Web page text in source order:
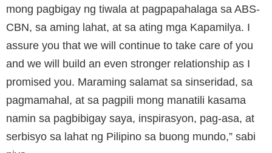
mong pagbigay ng tiwala at pagpapahalaga sa ABS-
CBN, sa aming lahat, at sa ating mga Kapamilya. I
assure you that we will continue to take care of you
and we will build an even stronger relationship as I
promised you. Maraming salamat sa sinseridad, sa
pagmamahal, at sa pagpili mong manatili kasama
namin sa pagbibigay saya, inspirasyon, pag-asa, at
serbisyo sa lahat ng Pilipino sa buong mundo,” sabi